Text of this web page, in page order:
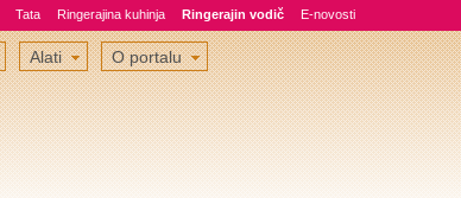
Tata Ringerajina kuhinja Ringerajin vodič E-novosti
Alati O portalu